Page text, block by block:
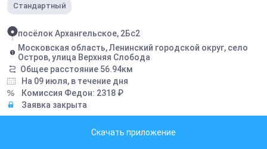
Стандартный
посёлок Архангельское, 2Бс2
Московская область, Ленинский городской округ, село
Остров, улица Верхняя Слобода
Общее расстояние 56.94км
На 09 июля, в течение дня
Комиссия Федон: 2318 ₽
Заявка закрыта
Скачать приложение